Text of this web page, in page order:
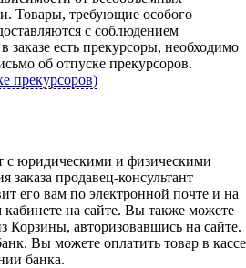
Товары, требующие особого
с соблюдением
заказе есть прекурсоры, необходимо
об отпуске прекурсоров.
прекурсоров)
с юридическими и физическими
продавец-консультант
его вам по электронной почте и на
кабинете на сайте. Вы также можете
Корзины, авторизовавшись на сайте.
Вы можете оплатить товар в кассе
банка.